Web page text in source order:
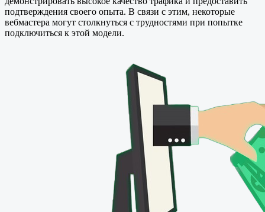
подтверждения своего опыта. В связи с этим, некоторые
вебмастера могут столкнуться с трудностями при попытке
подключиться к этой модели.